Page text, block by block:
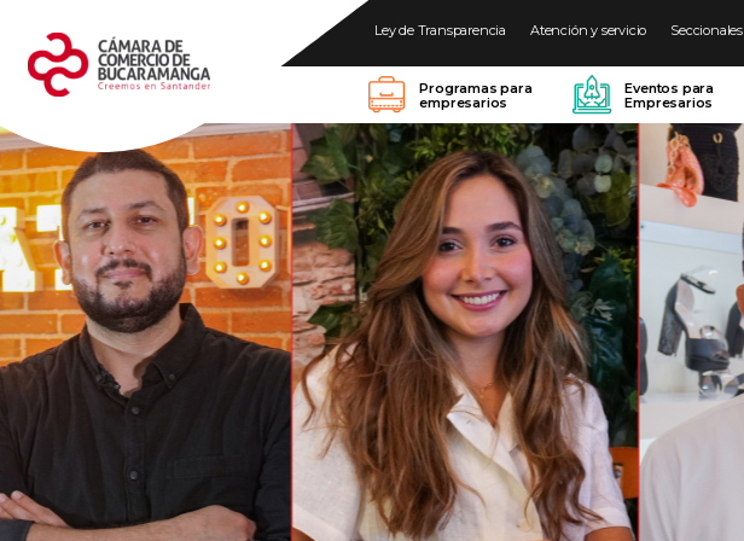
Ley de Transparencia Atención y servicio Seccionales
Programas para
empresarios
Eventos para
Empresarios